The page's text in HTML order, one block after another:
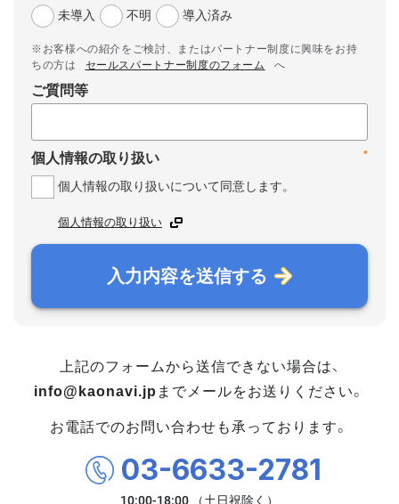
未導入
不明 導入済み
※お客様への紹介をご検討、またはパートナー制度に興味をお持
ちの方は
セールスパートナー制度のフォーム へ
ご質問等
*
個人情報の取り扱い
個人情報の取り扱いについて同意します。
個人情報の取り扱い
入力内容を送信する
上記のフォームから送信できない場合は、
info@kaonavi.jp までメールをお送りください。
お電話でのお問い合わせも承っております。
03-6633-2781